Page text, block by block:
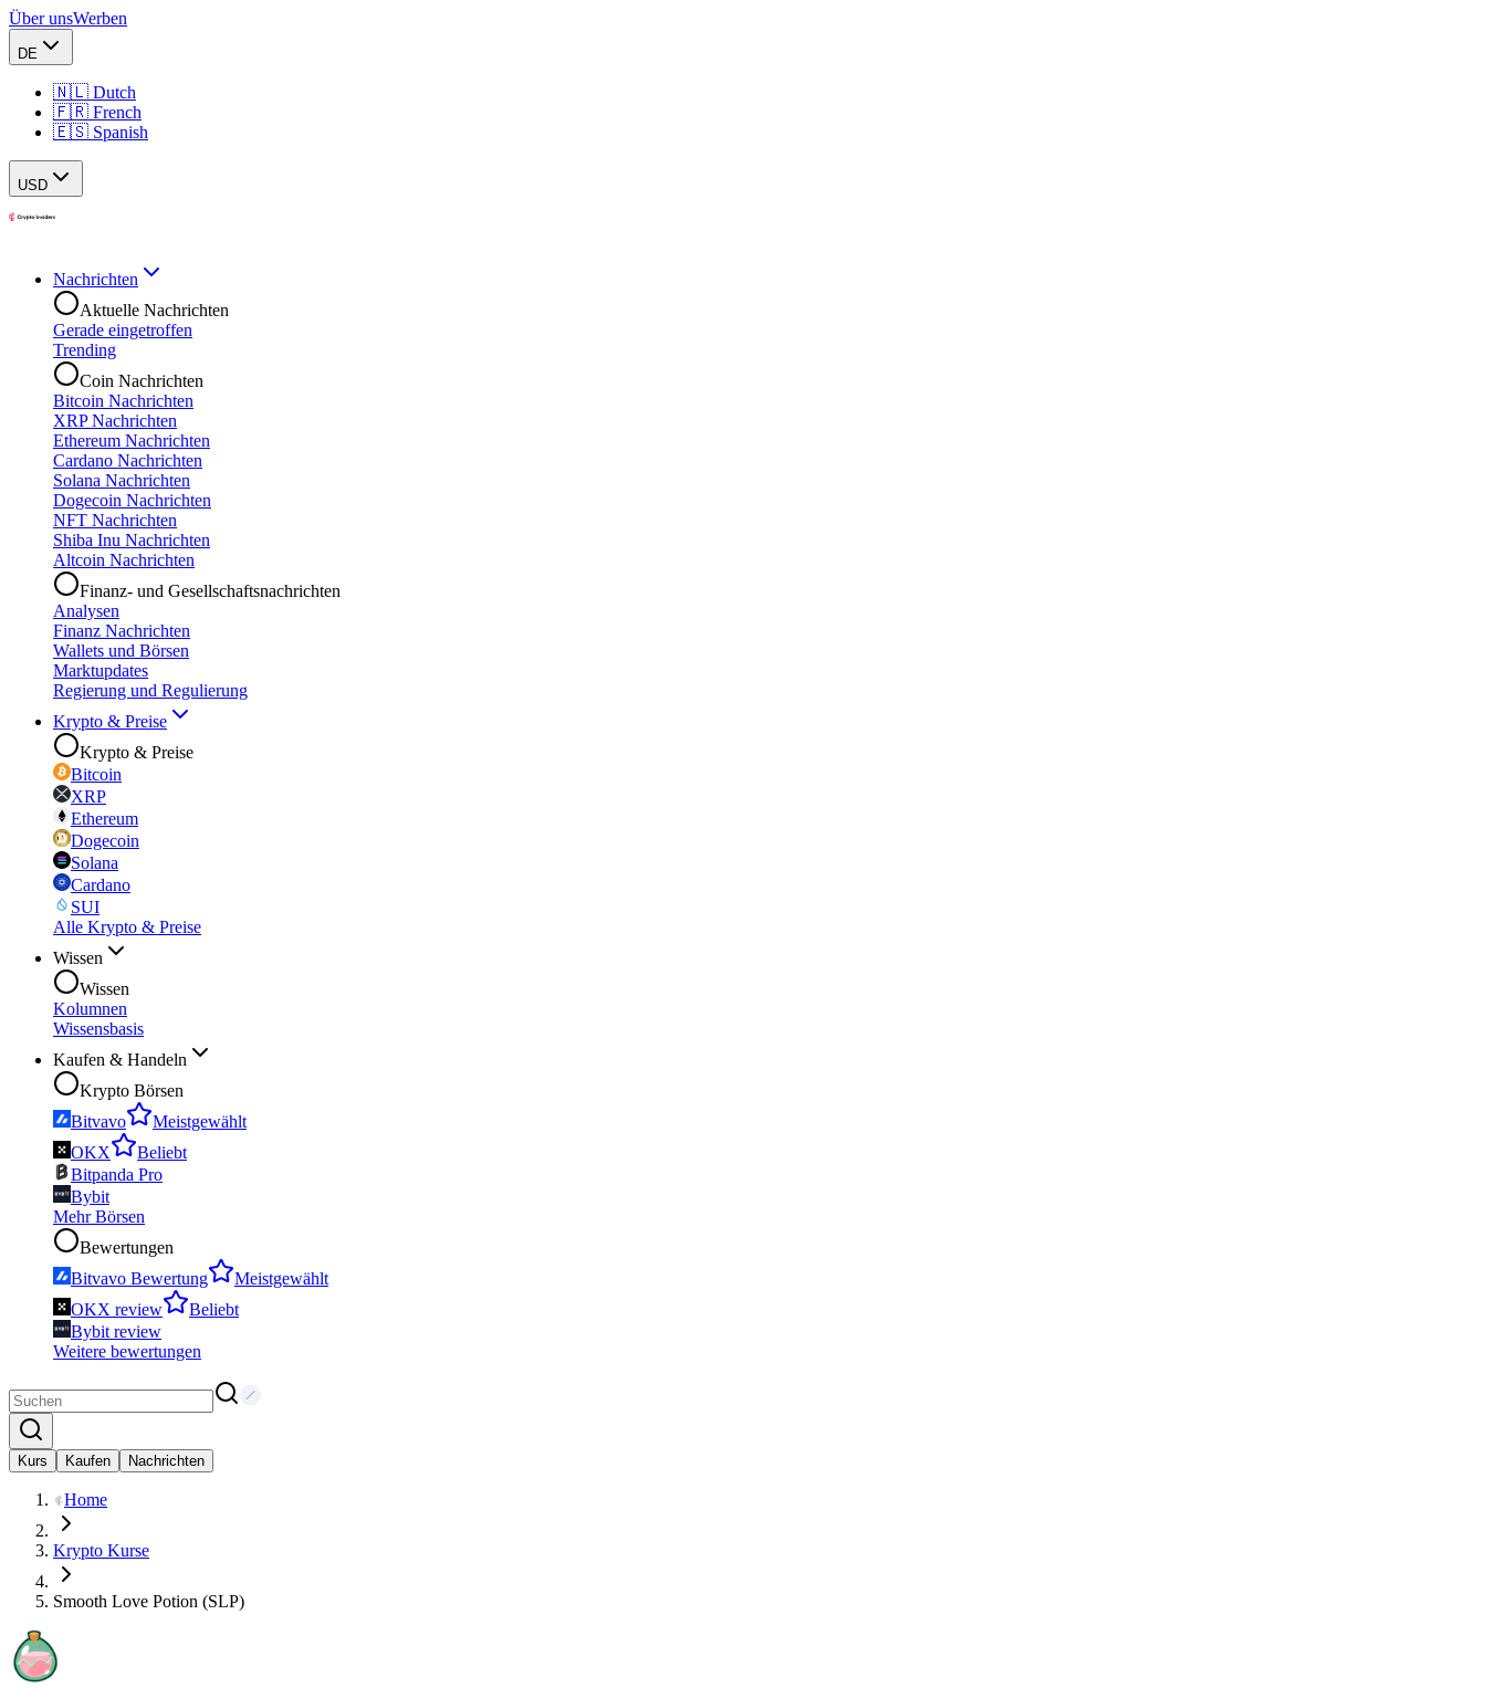
Über unsWerben
DE
🇳🇱 Dutch
🇫🇷 French
🇪🇸 Spanish
USD
Nachrichten
Aktuelle Nachrichten
Gerade eingetroffen
Trending
Coin Nachrichten
Bitcoin Nachrichten
XRP Nachrichten
Ethereum Nachrichten
Cardano Nachrichten
Solana Nachrichten
Dogecoin Nachrichten
NFT Nachrichten
Shiba Inu Nachrichten
Altcoin Nachrichten
Finanz- und Gesellschaftsnachrichten
Analysen
Finanz Nachrichten
Wallets und Börsen
Marktupdates
Regierung und Regulierung
Krypto & Preise
Krypto & Preise
Bitcoin
XRP
Ethereum
Dogecoin
Solana
Cardano
SUI
Alle Krypto & Preise
Wissen
Wissen
Kolumnen
Wissensbasis
Kaufen & Handeln
Krypto Börsen
Bitvavo
Meistgewählt
OKX
Beliebt
Bitpanda Pro
Bybit
Mehr Börsen
Bewertungen
Bitvavo Bewertung
Meistgewählt
OKX review
Beliebt
Bybit review
Weitere bewertungen
Kurs Kaufen Nachrichten
Home
Krypto Kurse
Smooth Love Potion (SLP)